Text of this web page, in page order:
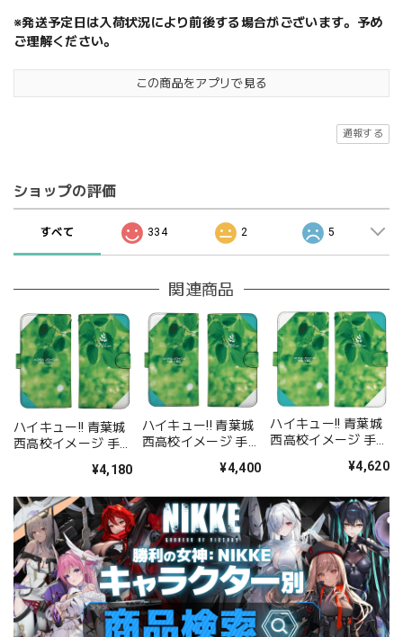
※発送予定日は入荷状況により前後する場合がございます。予め
ご理解ください。
この商品をアプリで見る
通報する
ショップの評価
すべて 334 2 5
関連商品
ハイキュー!! 青葉城
西高校イメージ 手帳
¥4,180
ハイキュー!! 青葉城
西高校イメージ 手帳
¥4,400
ハイキュー!! 青葉城
西高校イメージ 手帳
¥4,620